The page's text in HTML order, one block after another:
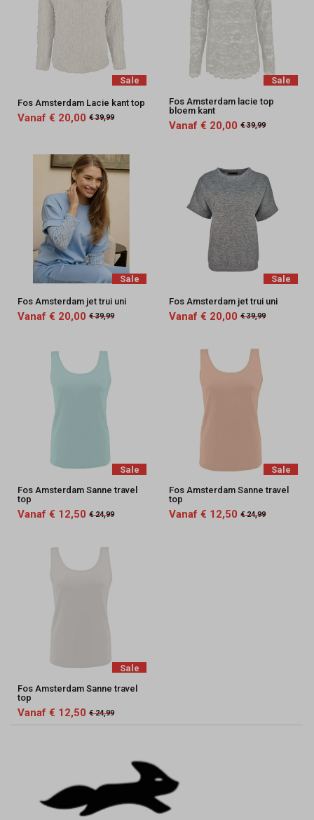
Sale
Fos Amsterdam Lacie kant top
Vanaf € 20,00 € 39,99
Sale
Fos Amsterdam lacie top
bloem kant
Vanaf € 20,00 € 39,99
Sale
Fos Amsterdam jet trui uni
Vanaf € 20,00 € 39,99
Sale
Fos Amsterdam jet trui uni
Vanaf € 20,00 € 39,99
Sale
Fos Amsterdam Sanne travel
top
Vanaf € 12,50 € 24,99
Sale
Fos Amsterdam Sanne travel
top
Vanaf € 12,50 € 24,99
Sale
Fos Amsterdam Sanne travel
top
Vanaf € 12,50 € 24,99